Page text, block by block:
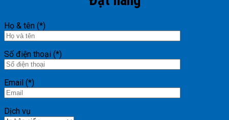
Họ & tên (*)
Số điện thoại (*)
Email (*)
Dịch vụ